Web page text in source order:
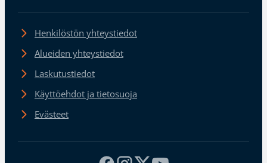
Henkilöstön yhteystiedot
Alueiden yhteystiedot
Laskutustiedot
Käyttöehdot ja tietosuoja
Evästeet